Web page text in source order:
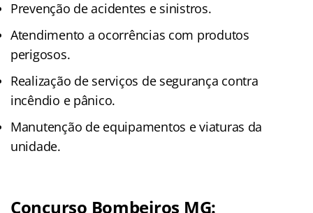
Prevenção de acidentes e sinistros.
Atendimento a ocorrências com produtos
perigosos.
Realização de serviços de segurança contra
incêndio e pânico.
Manutenção de equipamentos e viaturas da
unidade.
Concurso Bombeiros MG: